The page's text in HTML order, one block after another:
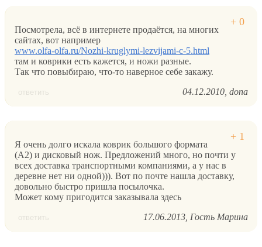
Посмотрела, всё в интернете продаётся, на многих
сайтах, вот например
www.olfa-olfa.ru/Nozhi-kruglymi-lezvijami-c-5.html
там и коврики есть кажется, и ножи разные.
Так что повыбираю, что-то наверное себе закажу.
ответить 04.12.2010 dona
Я очень долго искала коврик большого формата
(А2) и дисковый нож. Предложений много, но почти у
всех доставка транспортными компаниями, а у нас в
деревне нет ни одной))). Вот по почте нашла доставку,
довольно быстро пришла посылочка.
Может кому пригодится заказывала здесь
ответить 17.06.2013 Гость Марина